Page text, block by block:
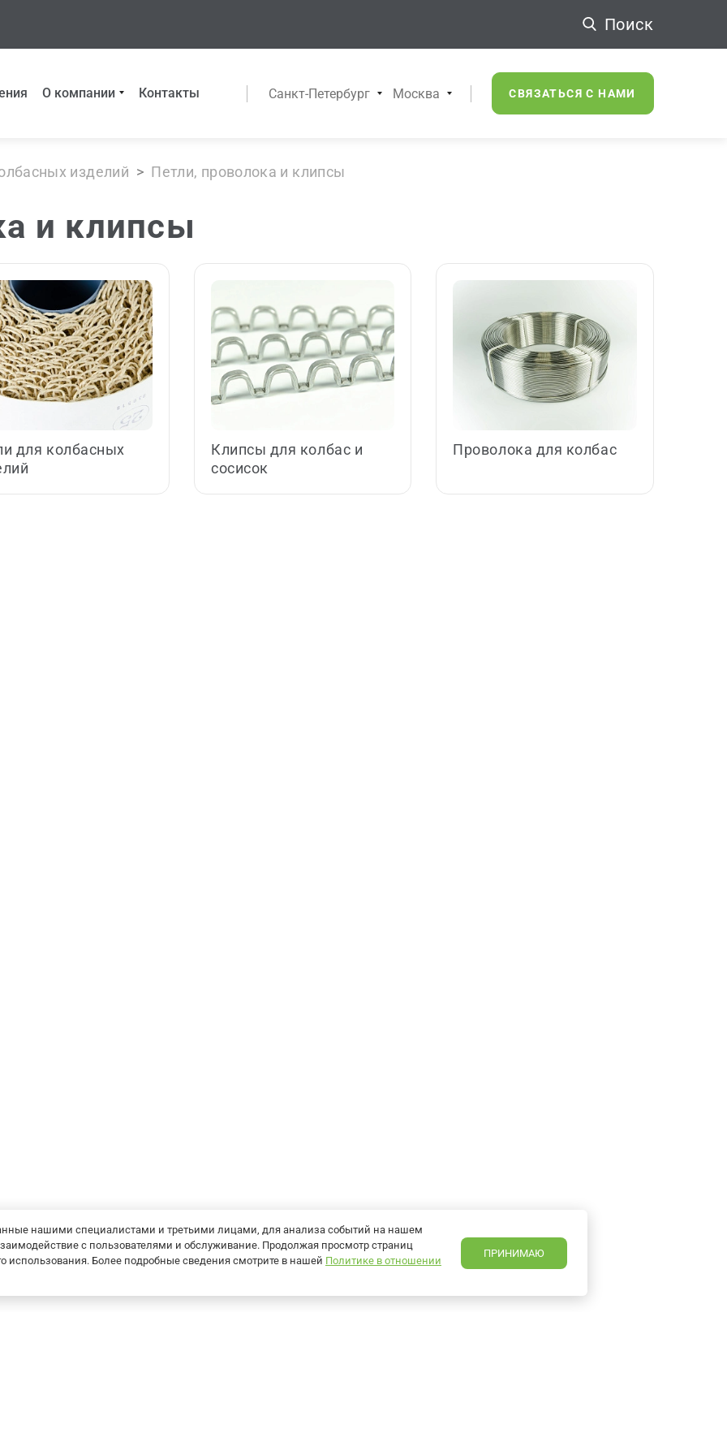
Поиск
О компании Контакты Санкт-Петербург Москва СВЯЗАТЬСЯ С НАМИ
изделий > Петли, проволока и клипсы
и клипсы
для колбасных
Клипсы для колбас и
сосисок
Проволока для колбас
нашими специалистами и третьими лицами, для анализа событий на нашем
с пользователями и обслуживание. Продолжая просмотр страниц
использования. Более подробные сведения смотрите в нашей Политике в отношении
ПРИНИМАЮ